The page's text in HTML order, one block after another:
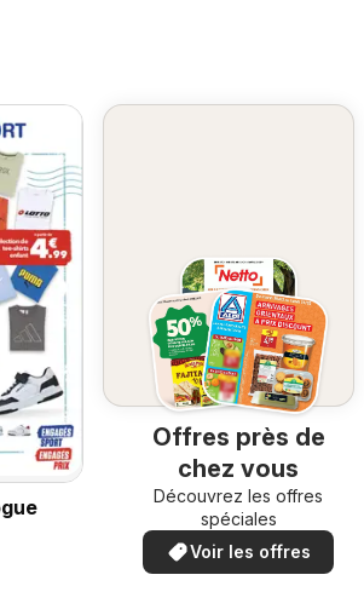
Offres près de
chez vous
Découvrez les offres
spéciales
Voir les offres